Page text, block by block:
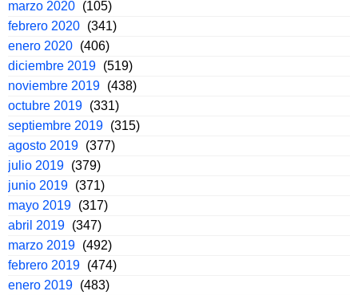
marzo 2020 (105)
febrero 2020 (341)
enero 2020 (406)
diciembre 2019 (519)
noviembre 2019 (438)
octubre 2019 (331)
septiembre 2019 (315)
agosto 2019 (377)
julio 2019 (379)
junio 2019 (371)
mayo 2019 (317)
abril 2019 (347)
marzo 2019 (492)
febrero 2019 (474)
enero 2019 (483)